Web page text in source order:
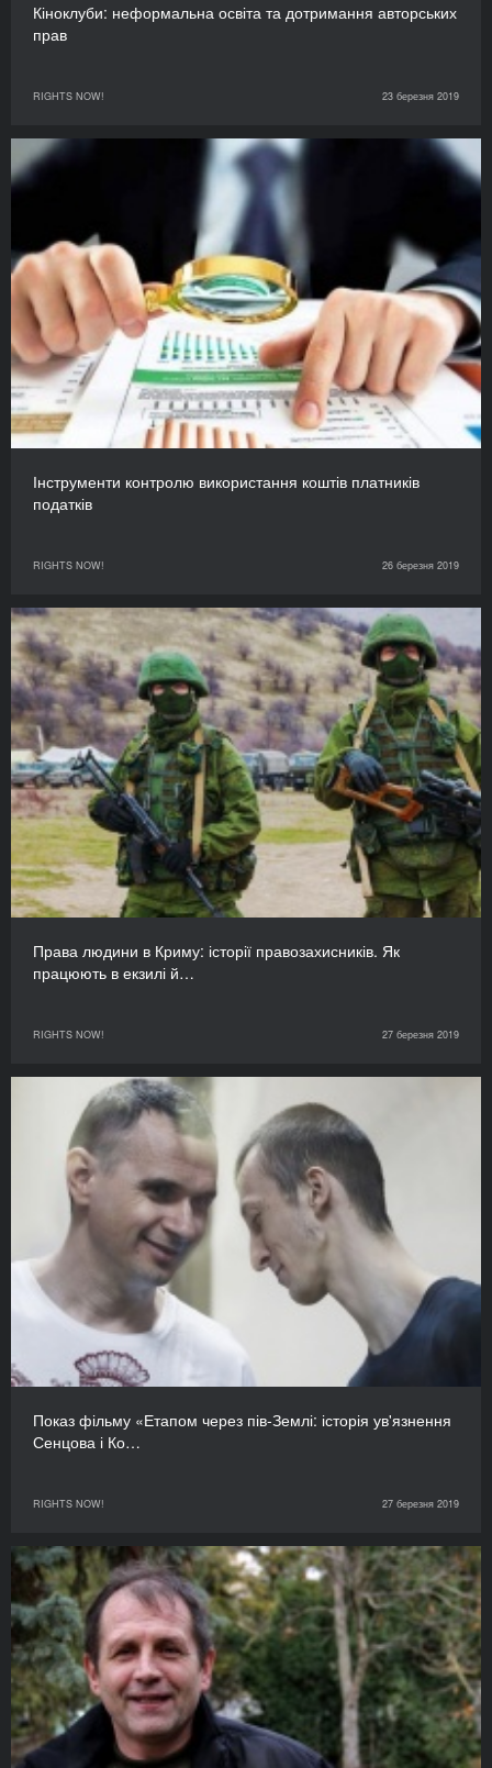
Кіноклуби: неформальна освіта та дотримання авторських
прав
RIGHTS NOW! 23 березня 2019
Інструменти контролю використання коштів платників
податків
RIGHTS NOW! 26 березня 2019
Права людини в Криму: історії правозахисників. Як
працюють в екзилі й…
RIGHTS NOW! 27 березня 2019
Показ фільму «Етапом через пів-Землі: історія ув'язнення
Сенцова і Ко…
RIGHTS NOW! 27 березня 2019